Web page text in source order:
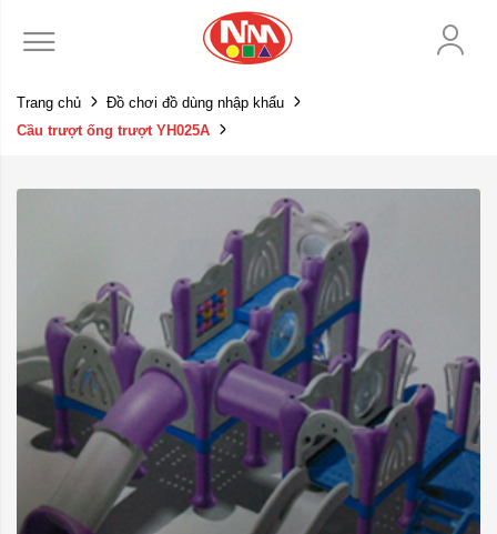
Trang chủ
Đồ chơi đồ dùng nhập khẩu
Cầu trượt ống trượt YH025A